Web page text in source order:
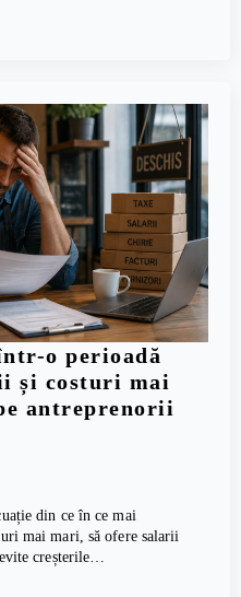
o perioadă
și costuri mai
antreprenorii
din ce în ce mai
mai mari, să ofere salarii
creșterile…